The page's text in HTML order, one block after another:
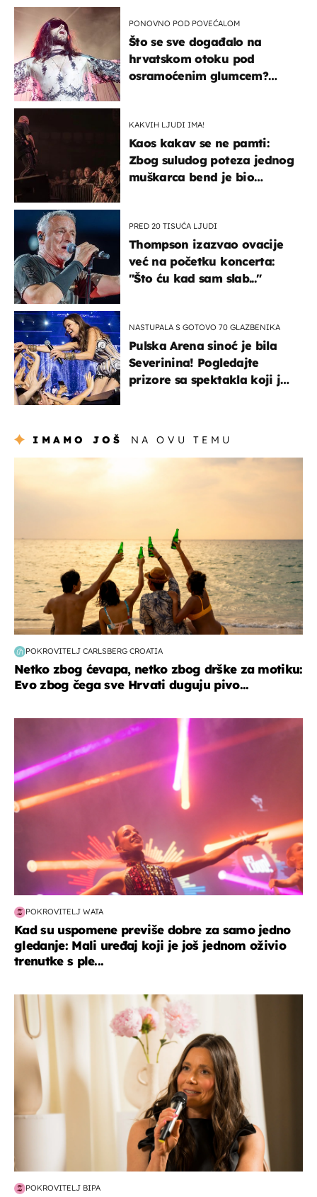
PONOVNO POD POVEĆALOM
Što se sve događalo na
hrvatskom otoku pod
osramoćenim glumcem?
KAKVIH LJUDI IMA!
Kaos kakav se ne pamti:
Zbog suludog poteza jednog
muškarca bend je bio
PRED 20 TISUĆA LJUDI
Thompson izazvao ovacije
već na početku koncerta:
"Što ću kad sam slab..."
NASTUPALA S GOTOVO 70 GLAZBENIKA
Pulska Arena sinoć je bila
Severinina! Pogledajte
prizore sa spektakla koji je
IMAMO JOŠ NA OVU TEMU
POKROVITELJ CARLSBERG CROATIA
Netko zbog ćevapa, netko zbog drške za motiku:
Evo zbog čega sve Hrvati duguju pivo...
POKROVITELJ WATA
Kad su uspomene previše dobre za samo jedno
gledanje: Mali uređaj koji je još jednom oživio
trenutke s ple...
moda & ljepota
POKROVITELJ BIPA